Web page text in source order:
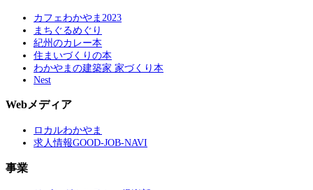
カフェわかやま2023
まちぐるめぐり
紀州のカレー本
住まいづくりの本
わかやまの建築家 家づくり本
Nest
Webメディア
ロカルわかやま
求人情報GOOD-JOB-NAVI
事業